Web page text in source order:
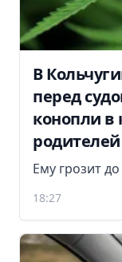
В
перед
конопли в
родителей
Ему грозит
18:27